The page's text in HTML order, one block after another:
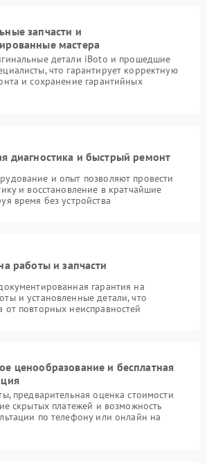
запчасти и
мастера
детали iBoto и прошедшие
что гарантирует корректную
и сохранение гарантийных
диагностика и быстрый ремонт
и опыт позволяют провести
и восстановление в кратчайшие
время без устройства
работы и запчасти
гарантия на
и установленные детали, что
от повторных неисправностей
ценообразование и бесплатная
предварительная оценка стоимости
скрытых платежей и возможность
по телефону или онлайн на